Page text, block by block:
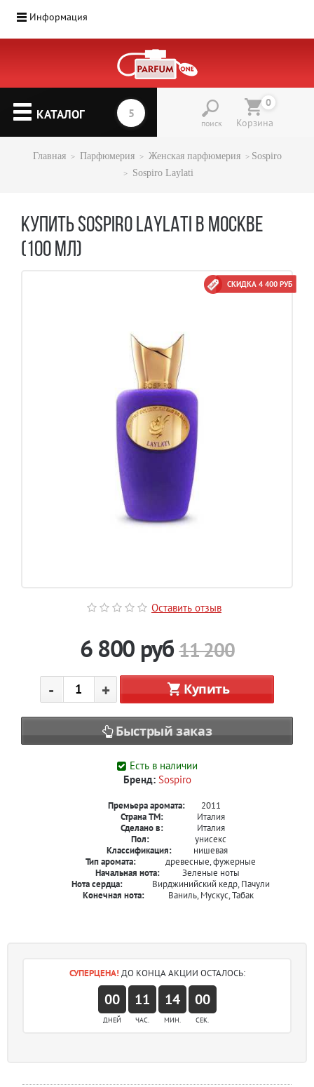
Информация
КАТАЛОГ
поиск
0
Корзина
Главная Парфюмерия Женская парфюмерия
Sospiro
Sospiro Laylati
КУПИТЬ SOSPIRO LAYLATI В МОСКВЕ
(100 МЛ)
СКИДКА 4 400 РУБ
Оставить отзыв
6 800 руб 11 200
- + Купить
Быстрый заказ
Есть в наличии
Бренд: Sospiro
Премьера аромата:
2011
Страна ТМ:
Италия
Сделано в:
Италия
Пол:
унисекс
Классификация:
нишевая
Тип аромата:
древесные, фужерные
Начальная нота:
Зеленые ноты
Нота сердца:
Вирджинийский кедр, Пачули
Конечная нота:
Ваниль, Мускус, Табак
СУПЕРЦЕНА! ДО КОНЦА АКЦИИ ОСТАЛОСЬ:
00 11 13 59
ДНЕЙ ЧАС. МИН. СЕК.